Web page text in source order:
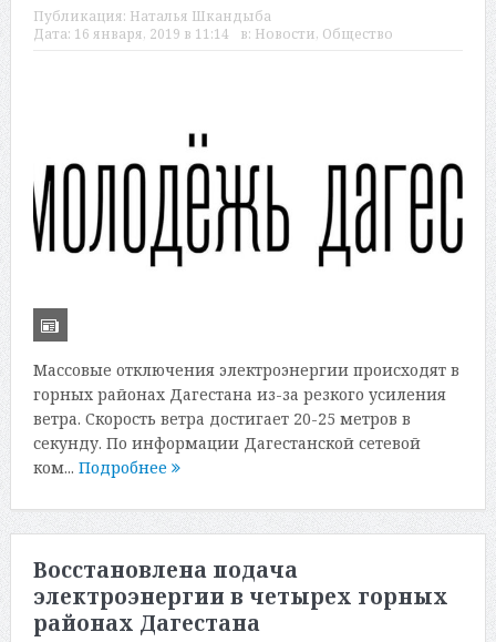
Публикация: Наталья Шкандыба
Дата: 16 января, 2019 в 11:14 в: Новости, Общество
Массовые отключения электроэнергии происходят в
горных районах Дагестана из-за резкого усиления
ветра. Скорость ветра достигает 20-25 метров в
секунду. По информации Дагестанской сетевой
ком... Подробнее
Восстановлена подача
электроэнергии в четырех горных
районах Дагестана